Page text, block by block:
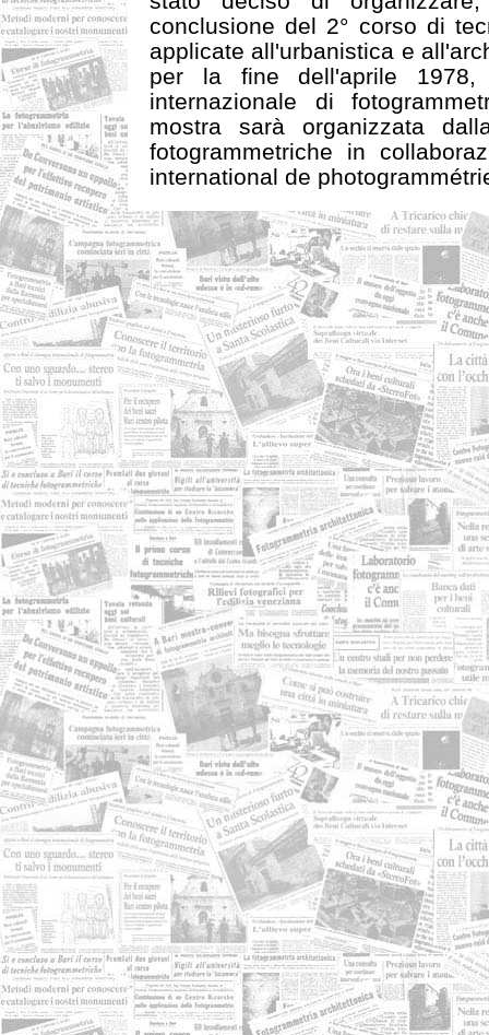
conclusione del 2° corso di
applicate all'urbanistica e
per la fine dell'aprile 1978,
internazionale di
mostra sarà organizzata
fotogrammetriche in
international de